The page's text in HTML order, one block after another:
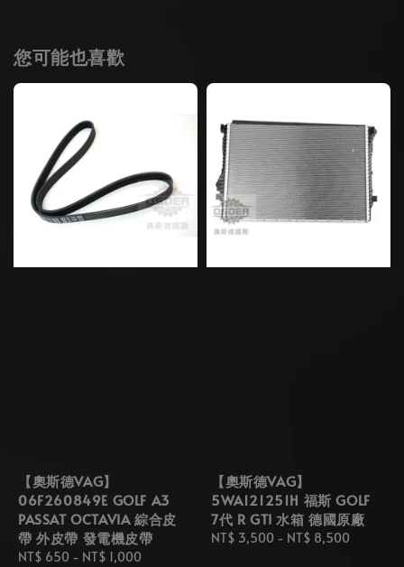
您可能也喜歡
【奧斯德VAG】
06F260849E GOLF A3
PASSAT OCTAVIA 綜合皮
帶 外皮帶 發電機皮帶
Regular
NT$ 650 - NT$ 1,000
【奧斯德VAG】
5WA121251H 福斯 GOLF
7代 R GTI 水箱 德國原廠
Regular
NT$ 3,500 - NT$ 8,500